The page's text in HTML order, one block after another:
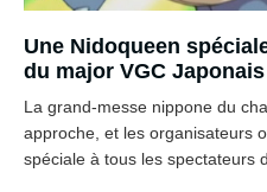
Une Nidoqueen
du major VGC Japonais
La grand-messe nippone du
approche, et les organisateurs
spéciale à tous les spectateurs